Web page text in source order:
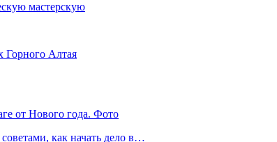
мастерскую
Горного Алтая
от Нового года. Фото
как начать дело в…